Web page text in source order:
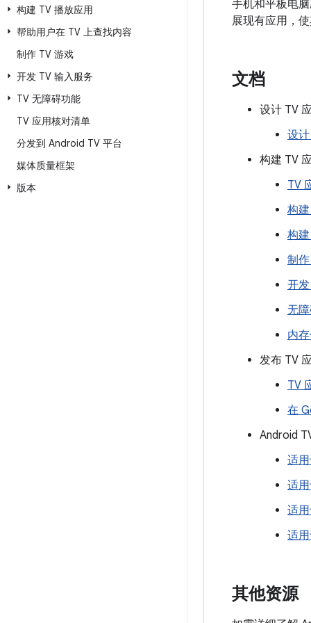
构建 TV 播放应用
帮助用户在 TV 上查找内容
制作 TV 游戏
开发 TV 输入服务
TV 无障碍功能
TV 应用核对清单
分发到 Android TV 平台
媒体质量框架
版本
手机和平板电
展现有应用，
文档
设计 TV
设
构建 TV
TV
构
构
制
开
无
内
发布 TV
TV
在
Android
适
适
适
适
其他资源